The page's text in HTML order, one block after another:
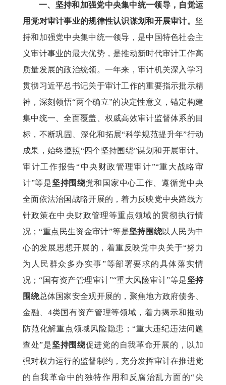
一、坚持和加强党中央集中统一领导，自觉运
用党对审计事业的规律性认识谋划和开展审计。 坚
持和加强党中央集中统一领导，是中国特色社会主
义审计事业的最大优势，是推动新时代审计工作高
质量发展的政治统领。一年来，审计机关深入学习
贯彻习近平总书记关于审计工作的重要指示批示精
神，深刻领悟“两个确立”的决定性意义，锚定构建
集中统一、全面覆盖、权威高效审计监督体系的目
标，不断巩固、深化和拓展“科学规范提升年”行动
成果，始终遵照“四个坚持围绕”谋划和开展审计。
审计工作报告“中央财政管理审计”“重大战略审
计”等是坚持围绕党和国家中心工作、遵循党中央
全面依法治国战略开展的，着力反映党中央路线方
针政策在中央财政管理等重点领域的贯彻执行情
况；“重点民生资金审计”等是坚持围绕以人民为中
心的发展思想开展的，着重反映党中央关于“努力
为人民群众多办实事”等部署要求的具体落实情
况；“国有资产管理审计”“重大风险审计”等是坚持
围绕总体国家安全观开展的，聚焦地方政府债务、
金融、4类国有资产管理等领域，着力揭示和推动
防范化解重点领域风险隐患；“重大违纪违法问题
查处”是坚持围绕促进党的自我革命开展的，以加
强对权力运行的监督制约，充分发挥审计在推进党
的自我革命中的独特作用和反腐治乱方面的“尖